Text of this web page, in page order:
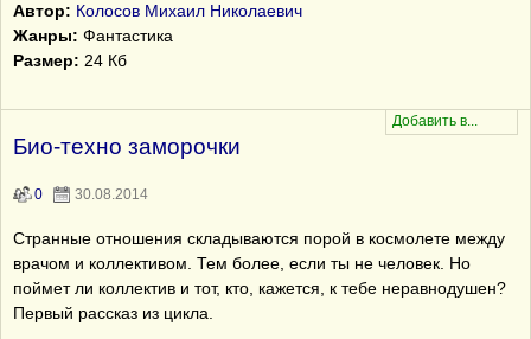
Автор: Колосов Михаил Николаевич
Жанры: Фантастика
Размер: 24 Кб
Био-техно заморочки
0 30.08.2014
Странные отношения складываются порой в космолете между
врачом и коллективом. Тем более, если ты не человек. Но
поймет ли коллектив и тот, кто, кажется, к тебе неравнодушен?
Первый рассказ из цикла.